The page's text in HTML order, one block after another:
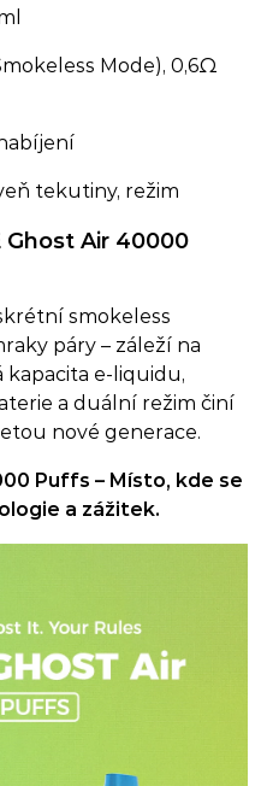
Mode), 0,6Ω
tekutiny, režim
Ghost Air 40000
smokeless
páry – záleží na
kapacita e-liquidu,
a duální režim činí
nové generace.
Puffs – Místo, kde se
a zážitek.